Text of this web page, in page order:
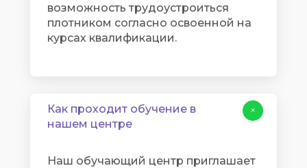
возможность трудоустроиться
плотником согласно освоенной на
курсах квалификации.
Как проходит обучение в
нашем центре
Наш обучающий центр приглашает
+